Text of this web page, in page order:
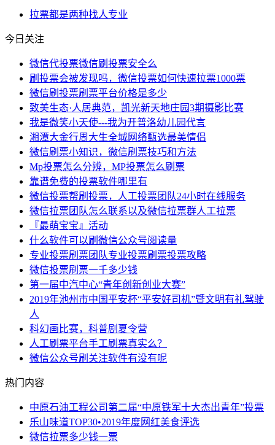
拉票都是两种找人专业
今日关注
微信代投票微信刷投票安全么
刷投票会被发现吗，微信投票如何快速拉票1000票
微信刷投票刷票平台价格是多少
致美生态·人居典范，凯光新天地庄园3期摄影比赛
我是微笑小天使---我为开普洛幼儿园代言
湘潭大金行周大生全城网络甄选最美情侣
微信刷票小知识，微信刷票技巧和方法
Mp投票怎么分辨，MP投票怎么刷票
靠谱免费的投票软件哪里有
微信投票帮刷投票，人工投票团队24小时在线服务
微信拉票团队怎么联系以及微信拉票群人工拉票
『最萌宝宝』活动
什么软件可以刷微信公众号阅读量
专业投票刷票团队专业投票刷票投票攻略
微信投票刷票一千多少钱
第一届中汽中心“青年创新创业大赛”
2019年池州市中国平安杯“平安好司机”暨文明有礼驾驶
人
科幻画比赛，科普剧夏令营
人工刷票平台手工刷票真实么？
微信公众号刷关注软件有没有呢
热门内容
中原石油工程公司第二届“中原铁军十大杰出青年”投票
乐山味道TOP30•2019年度网红美食评选
微信拉票多少钱一票